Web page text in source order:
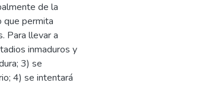
de la
que permita
Para llevar a
inmaduros y
3) se
4) se intentará